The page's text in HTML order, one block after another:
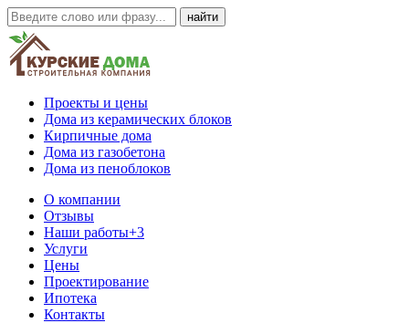
Проекты и цены
Дома из керамических блоков
Кирпичные дома
Дома из газобетона
Дома из пеноблоков
О компании
Отзывы
Наши работы+3
Услуги
Цены
Проектирование
Ипотека
Контакты